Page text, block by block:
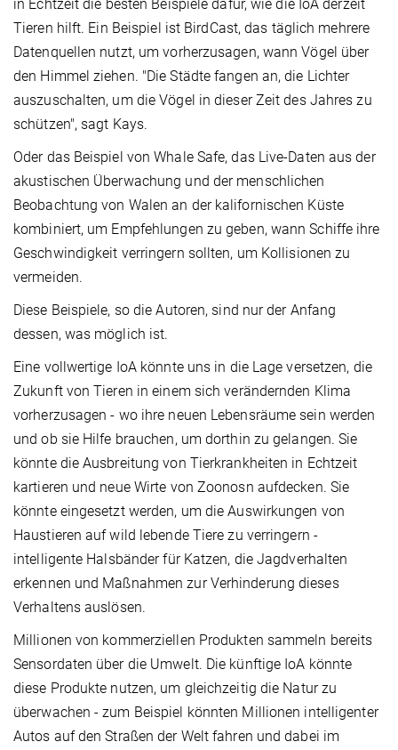
in Echtzeit die besten Beispiele dafür, wie die IoA derzeit
Tieren hilft. Ein Beispiel ist BirdCast, das täglich mehrere
Datenquellen nutzt, um vorherzusagen, wann Vögel über
den Himmel ziehen. "Die Städte fangen an, die Lichter
auszuschalten, um die Vögel in dieser Zeit des Jahres zu
schützen", sagt Kays.
Oder das Beispiel von Whale Safe, das Live-Daten aus der
akustischen Überwachung und der menschlichen
Beobachtung von Walen an der kalifornischen Küste
kombiniert, um Empfehlungen zu geben, wann Schiffe ihre
Geschwindigkeit verringern sollten, um Kollisionen zu
vermeiden.
Diese Beispiele, so die Autoren, sind nur der Anfang
dessen, was möglich ist.
Eine vollwertige IoA könnte uns in die Lage versetzen, die
Zukunft von Tieren in einem sich verändernden Klima
vorherzusagen - wo ihre neuen Lebensräume sein werden
und ob sie Hilfe brauchen, um dorthin zu gelangen. Sie
könnte die Ausbreitung von Tierkrankheiten in Echtzeit
kartieren und neue Wirte von Zoonosn aufdecken. Sie
könnte eingesetzt werden, um die Auswirkungen von
Haustieren auf wild lebende Tiere zu verringern -
intelligente Halsbänder für Katzen, die Jagdverhalten
erkennen und Maßnahmen zur Verhinderung dieses
Verhaltens auslösen.
Millionen von kommerziellen Produkten sammeln bereits
Sensordaten über die Umwelt. Die künftige IoA könnte
diese Produkte nutzen, um gleichzeitig die Natur zu
überwachen - zum Beispiel könnten Millionen intelligenter
Autos auf den Straßen der Welt fahren und dabei im